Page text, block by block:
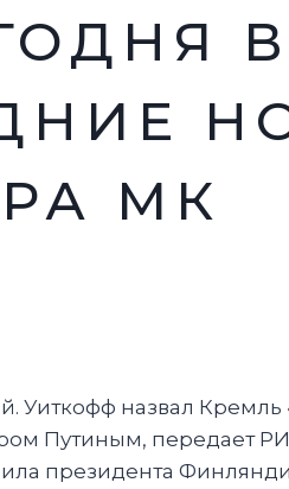
МК
Уиткофф назвал
Путиным, передает
президента